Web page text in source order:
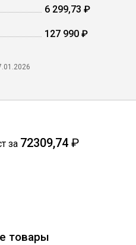
6 299,73 ₽
127 990 ₽
за 72309,74 ₽
товары